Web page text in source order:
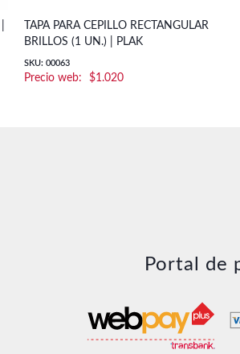
TAPA PARA CEPILLO RECTANGULAR
BRILLOS (1 UN.) | PLAK
SKU: 00063
$1.020
Portal de